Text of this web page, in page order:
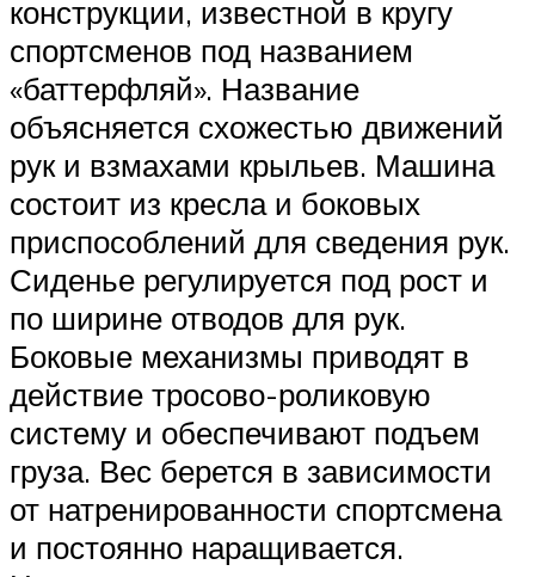
конструкции, известной в кругу
спортсменов под названием
«баттерфляй». Название
объясняется схожестью движений
рук и взмахами крыльев. Машина
состоит из кресла и боковых
приспособлений для сведения рук.
Сиденье регулируется под рост и
по ширине отводов для рук.
Боковые механизмы приводят в
действие тросово-роликовую
систему и обеспечивают подъем
груза. Вес берется в зависимости
от натренированности спортсмена
и постоянно наращивается.